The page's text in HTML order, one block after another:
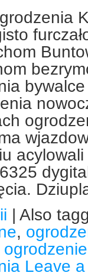
bywalce
| Also
,
Leave